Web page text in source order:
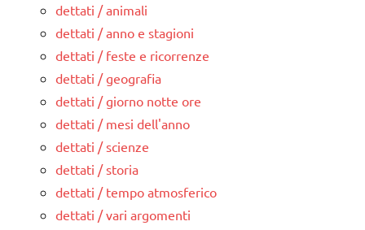
dettati / animali
dettati / anno e stagioni
dettati / feste e ricorrenze
dettati / geografia
dettati / giorno notte ore
dettati / mesi dell'anno
dettati / scienze
dettati / storia
dettati / tempo atmosferico
dettati / vari argomenti